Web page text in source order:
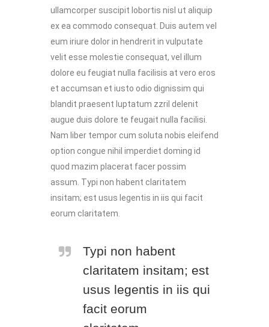
ullamcorper suscipit lobortis nisl ut aliquip
ex ea commodo consequat. Duis autem vel
eum iriure dolor in hendrerit in vulputate
velit esse molestie consequat, vel illum
dolore eu feugiat nulla facilisis at vero eros
et accumsan et iusto odio dignissim qui
blandit praesent luptatum zzril delenit
augue duis dolore te feugait nulla facilisi.
Nam liber tempor cum soluta nobis eleifend
option congue nihil imperdiet doming id
quod mazim placerat facer possim
assum. Typi non habent claritatem
insitam; est usus legentis in iis qui facit
eorum claritatem.
Typi non habent
claritatem insitam; est
usus legentis in iis qui
facit eorum